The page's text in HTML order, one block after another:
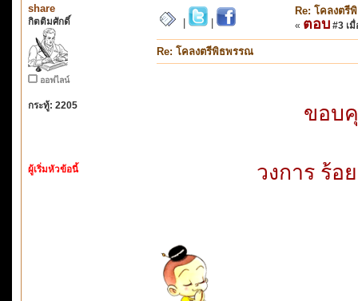
share
กิตติมศักดิ์
ออฟไลน์
กระทู้: 2205
ผู้เริ่มหัวข้อนี้
Re: โคลงตรี
« ตอบ #3 เมื่
Re: โคลงตรีพิธพรรณ
ขอบ
วงการ ร้อ